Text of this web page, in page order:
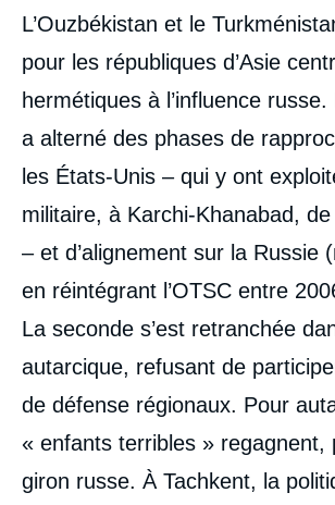
L’Ouzbékistan et le
pour les républiques d’Asie
hermétiques à l’influence
a alterné des phases de
les États-Unis – qui y ont
militaire, à Karchi-Khanabad,
– et d’alignement sur la Russie
en réintégrant l’OTSC entre
La seconde s’est retranchée
autarcique, refusant de
de défense régionaux. Pour
« enfants terribles » regagnent,
giron russe. À Tachkent, la